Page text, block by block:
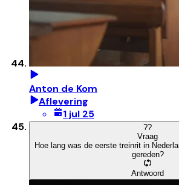
Anton de Kom
Aflevering
1 jul 25
??
Vraag
Hoe lang was de eerste treinrit in
gereden?
Antwoord